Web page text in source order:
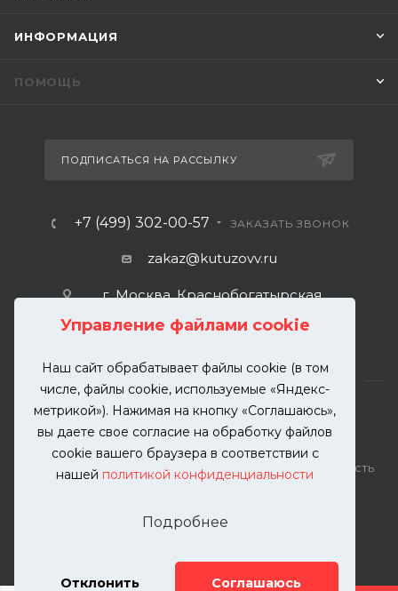
Управление файлами cookie
Наш сайт обрабатывает файлы cookie (в том
числе, файлы cookie, используемые «Яндекс-
метрикой»). Нажимая на кнопку «Соглашаюсь»,
вы даете свое согласие на обработку файлов
cookie вашего браузера в соответствии с
нашей политикой конфиденциальности
Подробнее
Отклонить Соглашаюсь
ИНФОРМАЦИЯ
ПОМОЩЬ
ПОДПИСАТЬСЯ НА РАССЫЛКУ
+7 (499) 302-00-57 ЗАКАЗАТЬ ЗВОНОК
zakaz@kutuzovv.ru
г. Москва, Краснобогатырская
2026 © KUTUZOVV | Кузовной ремонт и покраска
автомобилей. Вся информация на сайте – собственность
разрешения запрещена. Все права защищены.
Телефон: 8(499)-302-00-57